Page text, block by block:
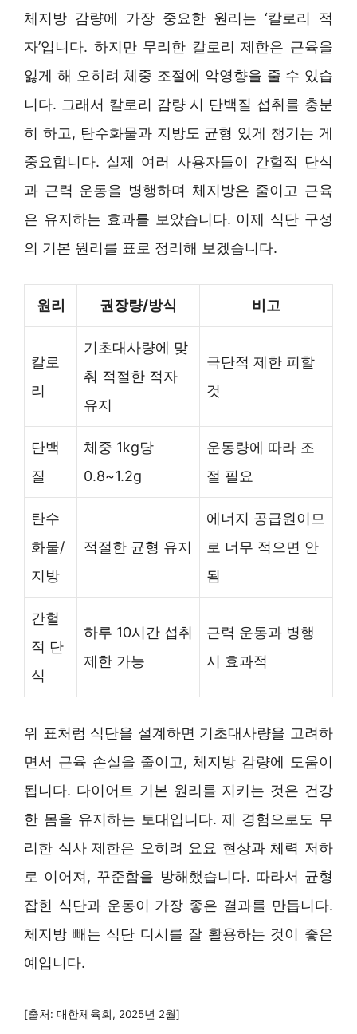
체지방 감량에 가장 중요한 원리는 ‘칼로리 적
자’입니다. 하지만 무리한 칼로리 제한은 근육을
잃게 해 오히려 체중 조절에 악영향을 줄 수 있습
니다. 그래서 칼로리 감량 시 단백질 섭취를 충분
히 하고, 탄수화물과 지방도 균형 있게 챙기는 게
중요합니다. 실제 여러 사용자들이 간헐적 단식
과 근력 운동을 병행하며 체지방은 줄이고 근육
은 유지하는 효과를 보았습니다. 이제 식단 구성
의 기본 원리를 표로 정리해 보겠습니다.
원리 권장량/방식 비고
칼로
리
기초대사량에 맞
춰 적절한 적자
유지
극단적 제한 피할
것
단백
질
체중 1kg당
0.8~1.2g
운동량에 따라 조
절 필요
탄수
화물/
지방
적절한 균형 유지
에너지 공급원이므
로 너무 적으면 안
됨
간헐
적 단
식
하루 10시간 섭취
제한 가능
근력 운동과 병행
시 효과적
위 표처럼 식단을 설계하면 기초대사량을 고려하
면서 근육 손실을 줄이고, 체지방 감량에 도움이
됩니다. 다이어트 기본 원리를 지키는 것은 건강
한 몸을 유지하는 토대입니다. 제 경험으로도 무
리한 식사 제한은 오히려 요요 현상과 체력 저하
로 이어져, 꾸준함을 방해했습니다. 따라서 균형
잡힌 식단과 운동이 가장 좋은 결과를 만듭니다.
체지방 빼는 식단 디시를 잘 활용하는 것이 좋은
예입니다.
[출처: 대한체육회, 2025년 2월]